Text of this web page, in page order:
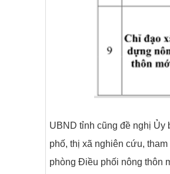
UBND tỉnh cũng đề nghị Ủy
phố, thị xã nghiên cứu,
phòng Điều phối nông thôn